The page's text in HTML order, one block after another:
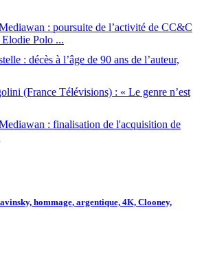
: poursuite de l’activité de CC&C
Polo ...
: décès à l’âge de 90 ans de l’auteur,
(France Télévisions) : « Le genre n’est
: finalisation de l'acquisition de
hommage, argentique, 4K, Clooney,